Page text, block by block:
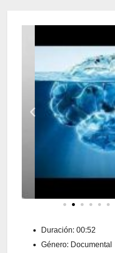
Duración: 00:52
Género: Documental